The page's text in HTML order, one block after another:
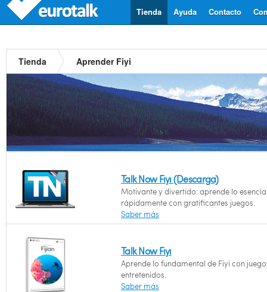
Contacto
Ayuda
Tienda
Tienda Aprender Fiyi
Talk Now Fiyi (Descarga)
Motivante y divertido: aprende lo
rápidamente con gratificantes juegos.
Saber más
Talk Now Fiyi
Aprende lo fundamental de Fiyi con
entretenidos.
Saber más